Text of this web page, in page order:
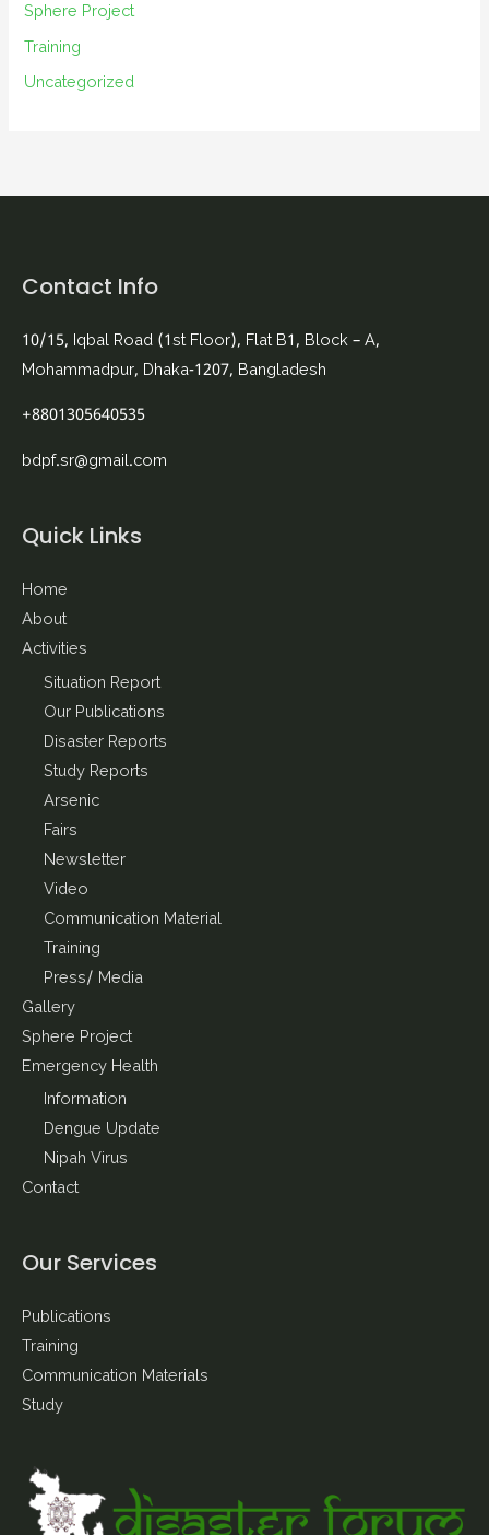
Sphere Project
Training
Uncategorized
Contact Info
10/15, Iqbal Road (1st Floor), Flat B1, Block – A,
Mohammadpur, Dhaka-1207, Bangladesh
+8801305640535
bdpf.sr@gmail.com
Quick Links
Home
About
Activities
Situation Report
Our Publications
Disaster Reports
Study Reports
Arsenic
Fairs
Newsletter
Video
Communication Material
Training
Press/ Media
Gallery
Sphere Project
Emergency Health
Information
Dengue Update
Nipah Virus
Contact
Our Services
Publications
Training
Communication Materials
Study